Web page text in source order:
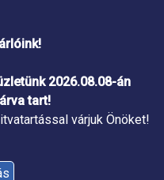
2026.08.08-án
tart!
várjuk Önöket!